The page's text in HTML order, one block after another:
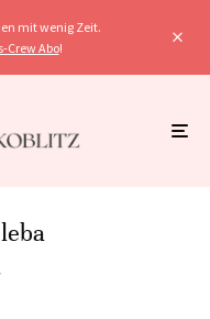
mit wenig Zeit.
Crew Abo!